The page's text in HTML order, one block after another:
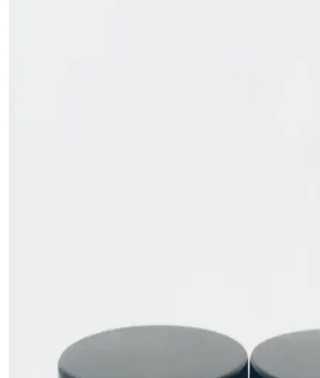
500 ml Mutfak Düzeni ve